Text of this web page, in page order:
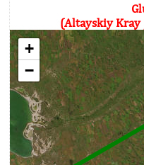
(Altayskiy Kray
+
−